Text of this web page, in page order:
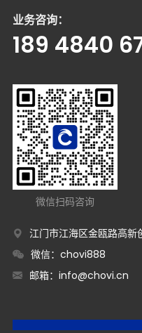
业务咨询：
189 4840
微信扫码咨询
江门市江海区金瓯路高
微信：chovi888
邮箱： info@chovi.cn